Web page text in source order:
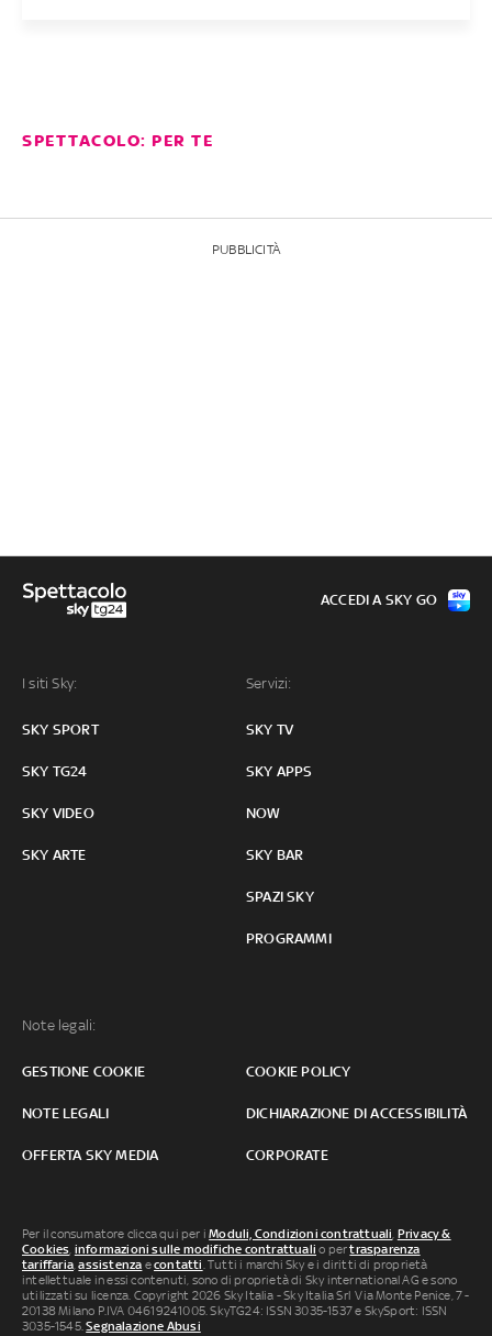
SPETTACOLO: PER TE
PUBBLICITÀ
I siti Sky:
SKY SPORT
SKY TG24
SKY VIDEO
SKY ARTE
Servizi:
SKY TV
SKY APPS
NOW
SKY BAR
SPAZI SKY
PROGRAMMI
Note legali:
GESTIONE COOKIE COOKIE POLICY
NOTE LEGALI DICHIARAZIONE DI ACCESSIBILITÀ
OFFERTA SKY MEDIA CORPORATE
ACCEDI A SKY GO
Per il consumatore clicca qui per iModuli, Condizioni contrattuali Privacy &
Cookies informazioni sulle modifiche contrattuali o pertrasparenza
tariffaria ,assistenza econtatti . Tutti i marchi Sky e i diritti di proprietà
intellettuale in essi contenuti, sono di proprietà di Sky international AG e sono
utilizzati su licenza. Copyright 2026 Sky Italia - Sky Italia Srl Via Monte Penice, 7 -
20138 Milano P.IVA 04619241005. SkyTG24: ISSN 3035-1537 e SkySport: ISSN
3035-1545.Segnalazione Abusi